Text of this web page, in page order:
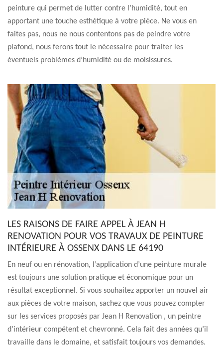
peinture qui permet de lutter contre l’humidité, tout en
apportant une touche esthétique à votre pièce. Ne vous en
faites pas, nous ne nous contentons pas de peindre votre
plafond, nous ferons tout le nécessaire pour traiter les
éventuels problèmes d’humidité ou de moisissures.
LES RAISONS DE FAIRE APPEL À JEAN H
RENOVATION POUR VOS TRAVAUX DE PEINTURE
INTÉRIEURE À OSSENX DANS LE 64190
En neuf ou en rénovation, l’application d’une peinture murale
est toujours une solution pratique et économique pour un
résultat exceptionnel. Si vous souhaitez apporter un nouvel air
aux pièces de votre maison, sachez que vous pouvez compter
sur les services proposés par Jean H Renovation , un peintre
d’intérieur compétent et chevronné. Cela fait des années qu’il
travaille dans le domaine, et satisfait toujours vos demandes.